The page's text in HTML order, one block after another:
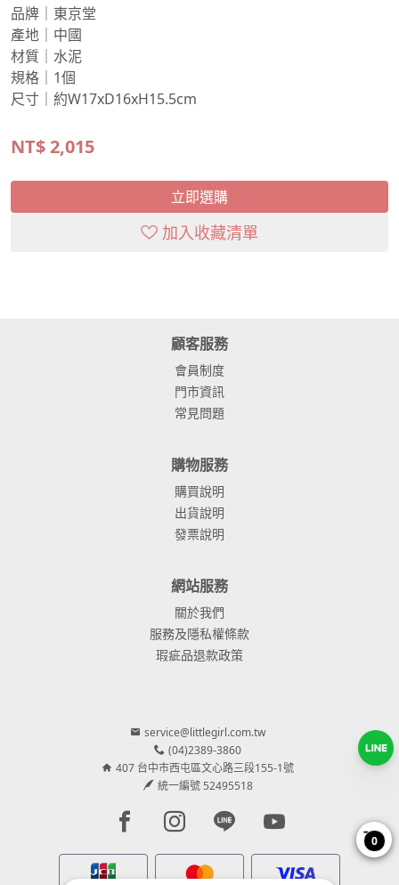
品牌｜東京堂
產地｜中國
材質｜水泥
規格｜1個
尺寸｜約W17xD16xH15.5cm
NT$2,015
立即選購
加入收藏清單
顧客服務
會員制度
門市資訊
常見問題
購物服務
購買說明
出貨說明
發票說明
網站服務
關於我們
服務及隱私權條款
瑕疵品退款政策
service@littlegirl.com.tw
(04)2389-3860
407 台中市西屯區文心路三段155-1號
統一編號 52495518
Facebook page
Instagram page
Line pageYoutube page
0